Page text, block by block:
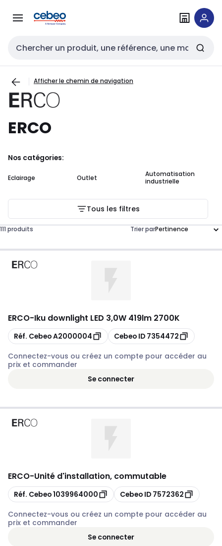
navigationau
Entrée de recherche
Afficher le chemin de navigation
ERCO
Nos catégories:
Eclairage Outlet
Automatisation
industrielle
Tous les filtres
111 produits Trier par
ERCO-Iku downlight LED 3,0W 419lm 2700K
Copier
Réf. CebeoA2000004 Copier
Cebeo ID 7354472
Connectez-vous ou créez un compte pour accéder au
prix et commander
Se connecter
ERCO-Unité d'installation, commutable
Copier
Réf. Cebeo1039964000 Copier
Cebeo ID 7572362
Connectez-vous ou créez un compte pour accéder au
prix et commander
Se connecter